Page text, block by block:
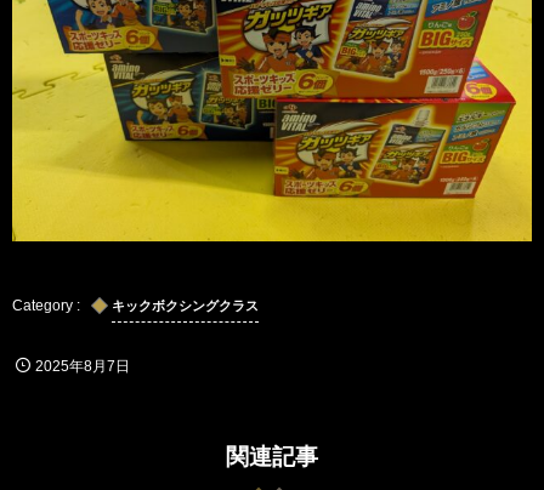
キックボクシングクラス
2025年8月7日
関連記事